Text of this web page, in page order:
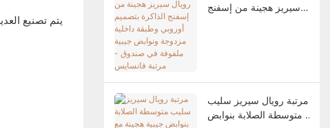
يتم تصنيع
سيريز هجينة من إسفنج
مرتبة رويال سيريز سليب
متوسطة الصلابة بنوابض